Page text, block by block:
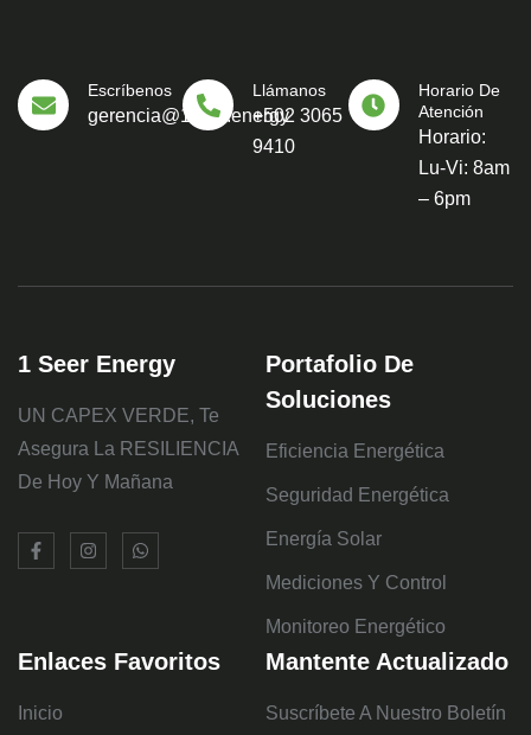
Escríbenos
gerencia@1seer.energy
Llámanos
+502 3065
9410
Horario De
Atención
Horario:
Lu-Vi: 8am
– 6pm
1 Seer Energy
UN CAPEX VERDE, Te
Asegura La RESILIENCIA
De Hoy Y Mañana
Portafolio De
Soluciones
Eficiencia Energética
Seguridad Energética
Energía Solar
Mediciones Y Control
Monitoreo Energético
Enlaces Favoritos
Inicio
Mantente Actualizado
Suscríbete A Nuestro Boletín